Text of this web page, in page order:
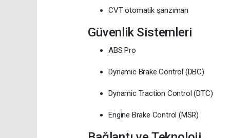
CVT otomatik şanzıman
Güvenlik Sistemleri
ABS Pro
Dynamic Brake Control (DBC)
Dynamic Traction Control (DTC)
Engine Brake Control (MSR)